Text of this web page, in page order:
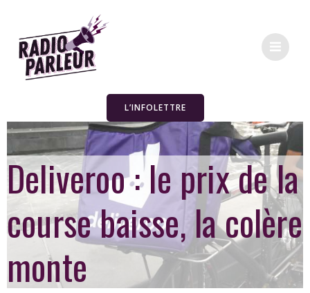
L’INFOLETTRE
Deliveroo : le prix de la
course baisse, la colère
monte